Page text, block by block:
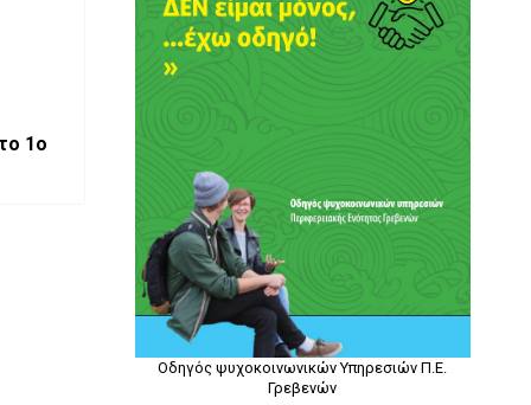
1ο
Οδηγός ψυχοκοινωνικών Υπηρεσιών Π.Ε.
Γρεβενών